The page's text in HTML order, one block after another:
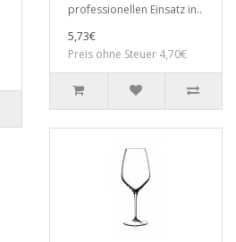
professionellen Einsatz in..
5,73€
Preis ohne Steuer 4,70€